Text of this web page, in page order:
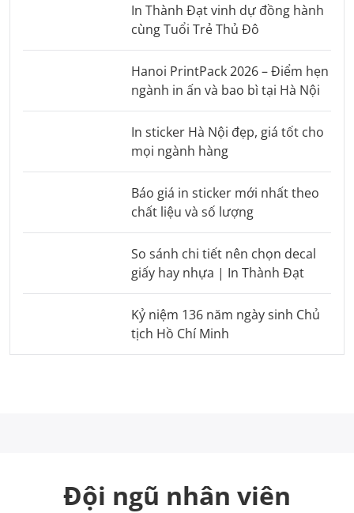
In Thành Đạt vinh dự đồng hành
cùng Tuổi Trẻ Thủ Đô
Hanoi PrintPack 2026 – Điểm hẹn
ngành in ấn và bao bì tại Hà Nội
In sticker Hà Nội đẹp, giá tốt cho
mọi ngành hàng
Báo giá in sticker mới nhất theo
chất liệu và số lượng
So sánh chi tiết nên chọn decal
giấy hay nhựa | In Thành Đạt
Kỷ niệm 136 năm ngày sinh Chủ
tịch Hồ Chí Minh
Đội ngũ nhân viên